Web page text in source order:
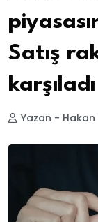
Satış
Yazan - Hakan